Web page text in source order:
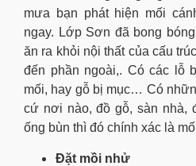
mưa bạn phát hiện mối
ngay. Lớp Sơn đã bong
ăn ra khỏi nội thất của cấu
đến phần ngoài,. Có các lỗ
mối, hay gỗ bị mục… Có
cứ nơi nào, đồ gỗ, sàn nhà,
ống bùn thì đó chính xác là
Đặt mồi nhử